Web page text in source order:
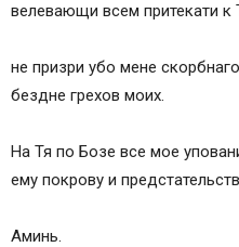
велевающи всем притекати к
не призри убо мене
бездне грехов моих.
На Тя по Бозе все мое
ему покрову и
Аминь.